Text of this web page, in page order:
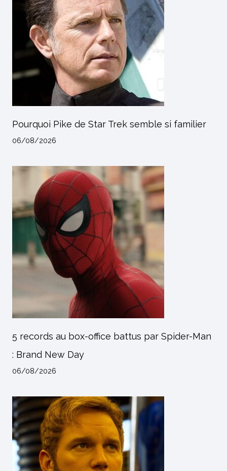
Pourquoi Pike de Star Trek semble si familier
06/08/2026
5 records au box-office battus par Spider-Man
: Brand New Day
06/08/2026